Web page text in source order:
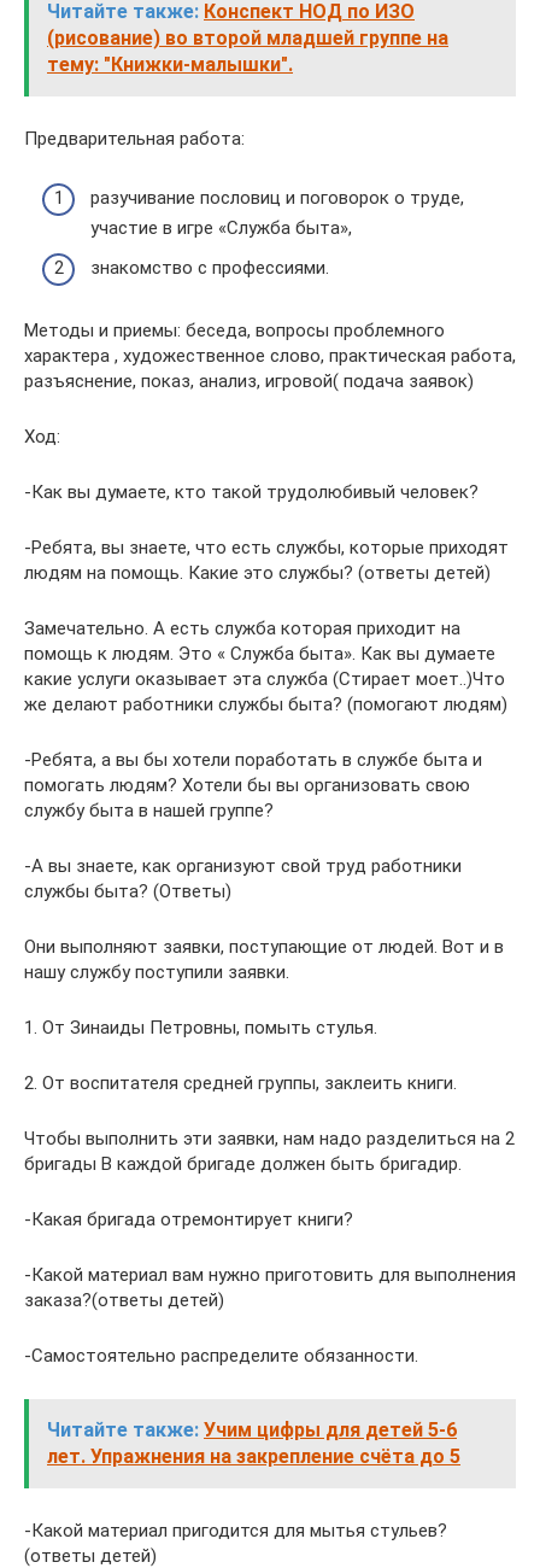
Читайте также: Конспект НОД по ИЗО
(рисование) во второй младшей группе на
тему: "Книжки-малышки".
Предварительная работа:
разучивание пословиц и поговорок о труде,
участие в игре «Служба быта»,
знакомство с профессиями.
Методы и приемы: беседа, вопросы проблемного
характера , художественное слово, практическая работа,
разъяснение, показ, анализ, игровой( подача заявок)
Ход:
-Как вы думаете, кто такой трудолюбивый человек?
-Ребята, вы знаете, что есть службы, которые приходят
людям на помощь. Какие это службы? (ответы детей)
Замечательно. А есть служба которая приходит на
помощь к людям. Это « Служба быта». Как вы думаете
какие услуги оказывает эта служба (Стирает моет..)Что
же делают работники службы быта? (помогают людям)
-Ребята, а вы бы хотели поработать в службе быта и
помогать людям? Хотели бы вы организовать свою
службу быта в нашей группе?
-А вы знаете, как организуют свой труд работники
службы быта? (Ответы)
Они выполняют заявки, поступающие от людей. Вот и в
нашу службу поступили заявки.
1. От Зинаиды Петровны, помыть стулья.
2. От воспитателя средней группы, заклеить книги.
Чтобы выполнить эти заявки, нам надо разделиться на 2
бригады В каждой бригаде должен быть бригадир.
-Какая бригада отремонтирует книги?
-Какой материал вам нужно приготовить для выполнения
заказа?(ответы детей)
-Самостоятельно распределите обязанности.
Читайте также: Учим цифры для детей 5-6
лет. Упражнения на закрепление счёта до 5
-Какой материал пригодится для мытья стульев?
(ответы детей)